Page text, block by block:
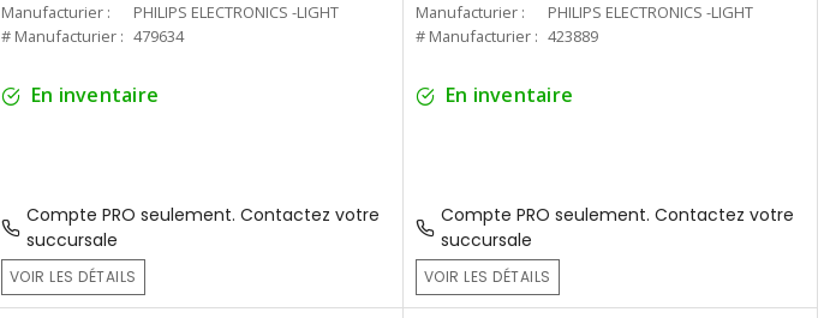
Manufacturier :
PHILIPS ELECTRONICS -LIGHT
# Manufacturier : 479634
En inventaire
Compte PRO seulement. Contactez votre
succursale
VOIR LES DÉTAILS
Manufacturier :
PHILIPS ELECTRONICS -LIGHT
# Manufacturier : 423889
En inventaire
Compte PRO seulement. Contactez votre
succursale
VOIR LES DÉTAILS